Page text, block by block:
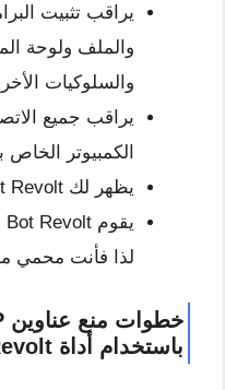
يراقب تثبيت
والملف ولوحة
والسلوكيات
يراقب جميع
الكمبيوتر الخاص
يظهر لك Bot Revolt من ويظهر لك من أين أتوا!
لذا فأنت محمي
باستخدام أداة Bot Revolt